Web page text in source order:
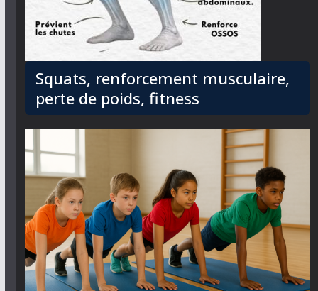
Squats, renforcement musculaire,
perte de poids, fitness